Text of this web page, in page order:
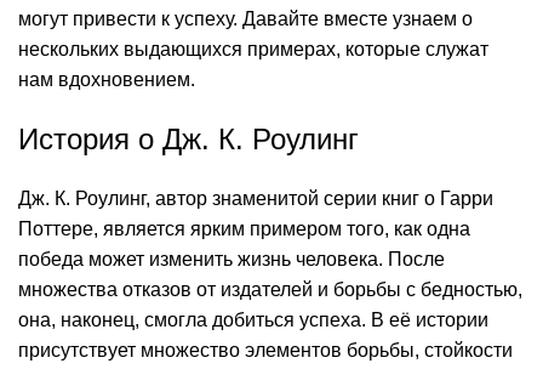
могут привести к успеху. Давайте вместе узнаем о
нескольких выдающихся примерах, которые служат
нам вдохновением.
История о Дж. К. Роулинг
Дж. К. Роулинг, автор знаменитой серии книг о Гарри
Поттере, является ярким примером того, как одна
победа может изменить жизнь человека. После
множества отказов от издателей и борьбы с бедностью,
она, наконец, смогла добиться успеха. В её истории
присутствует множество элементов борьбы, стойкости